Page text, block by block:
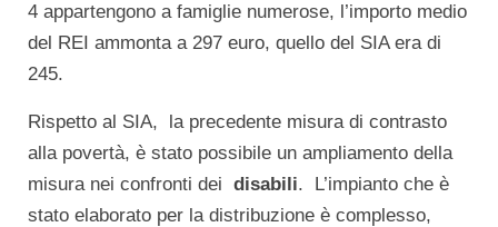
4 appartengono a famiglie numerose, l’importo medio
del REI ammonta a 297 euro, quello del SIA era di
245.
Rispetto al SIA, la precedente misura di contrasto
alla povertà, è stato possibile un ampliamento della
misura nei confronti dei disabili. L’impianto che è
stato elaborato per la distribuzione è complesso,